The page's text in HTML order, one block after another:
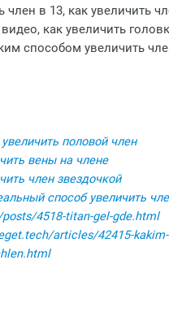
член в 13, как увеличить
как увеличить
способом увеличить
половой член
вены на члене
член звездочкой
способ увеличить
4518-titan-gel-gde.html
articles/42415-